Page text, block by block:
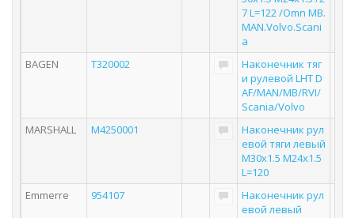
7 L=122 /Omn MB.
MAN.Volvo.Scani
a
BAGEN
T320002
Наконечник тяг
и рулевой LHT D
AF/MAN/MB/RVI/
Scania/Volvo
MARSHALL
M4250001
Наконечник рул
евой тяги левый
M30x1.5 M24x1.5
L=120
Emmerre
954107
Наконечник рул
евой левый